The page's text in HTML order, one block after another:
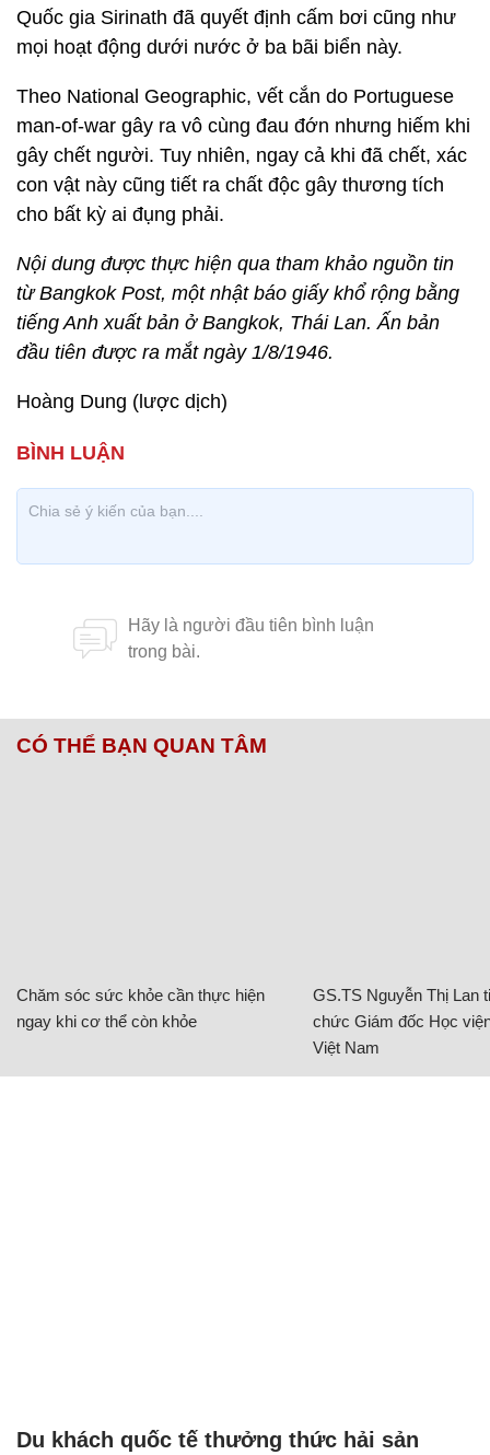
Quốc gia Sirinath đã quyết định cấm bơi cũng như
mọi hoạt động dưới nước ở ba bãi biển này.
Theo National Geographic, vết cắn do Portuguese
man-of-war gây ra vô cùng đau đớn nhưng hiếm khi
gây chết người. Tuy nhiên, ngay cả khi đã chết, xác
con vật này cũng tiết ra chất độc gây thương tích
cho bất kỳ ai đụng phải.
Nội dung được thực hiện qua tham khảo nguồn tin
từ Bangkok Post, một nhật báo giấy khổ rộng bằng
tiếng Anh xuất bản ở Bangkok, Thái Lan. Ấn bản
đầu tiên được ra mắt ngày 1/8/1946.
Hoàng Dung (lược dịch)
CÓ THỂ BẠN QUAN TÂM
Chăm sóc sức khỏe cần thực hiện
ngay khi cơ thể còn khỏe
GS.TS Nguyễn Thị Lan
chức Giám đốc Học
Việt Nam
Du khách quốc tế thưởng thức hải sản